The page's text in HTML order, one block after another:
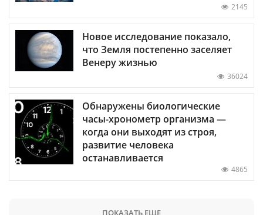
2145
Новое исследование показало,
что Земля постепенно заселяет
Венеру жизнью
36024
Обнаружены биологические
часы-хронометр организма —
когда они выходят из строя,
развитие человека
останавливается
4865
ПОКАЗАТЬ ЕЩЕ